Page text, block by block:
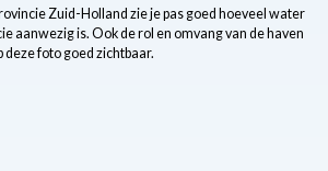
Zuid-Holland zie je pas goed hoeveel water
aanwezig is. Ook de rol en omvang van de haven
foto goed zichtbaar.